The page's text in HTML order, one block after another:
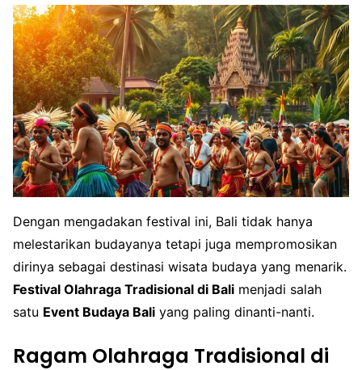
Dengan mengadakan festival ini, Bali tidak hanya
melestarikan budayanya tetapi juga mempromosikan
dirinya sebagai destinasi wisata budaya yang menarik.
Festival Olahraga Tradisional di Bali menjadi salah
satu Event Budaya Bali yang paling dinanti-nanti.
Ragam Olahraga Tradisional di